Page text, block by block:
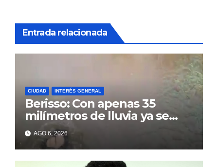
Entrada relacionada
CIUDAD INTERÉS GENERAL
Berisso: Con apenas 35
milímetros de lluvia ya se
sienten los problemas
AGO 6, 2026